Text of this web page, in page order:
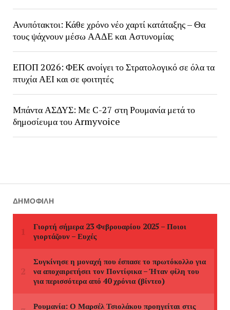
Ανυπότακτοι: Κάθε χρόνο νέο χαρτί κατάταξης – Θα
τους ψάχνουν μέσω ΑΑΔΕ και Αστυνομίας
ΕΠΟΠ 2026: ΦΕΚ ανοίγει το Στρατολογικό σε όλα τα
πτυχία ΑΕΙ και σε φοιτητές
Μπάντα ΑΣΔΥΣ: Με C-27 στη Ρουμανία μετά το
δημοσίευμα του Armyvoice
ΔΗΜΟΦΙΛΉ